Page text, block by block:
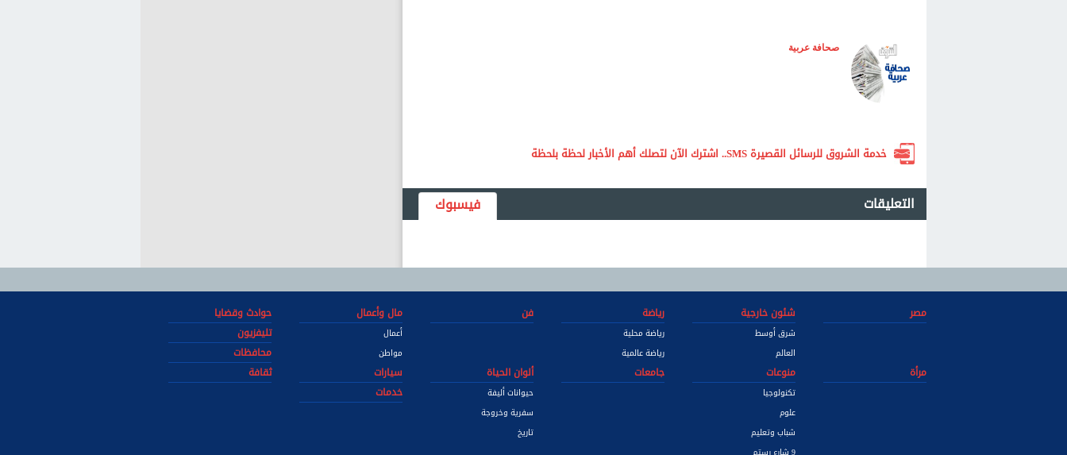
صحافة عربية
خدمة الشروق للرسائل القصيرة SMS.. اشترك الآن لتصلك أهم الأخبار لحظة بلحظة
التعليقات فيسبوك
مصر شئون خارجية
شرق أوسط
العالم
رياضة
رياضة محلية
رياضة عالمية
فن مال وأعمال
أعمال
مواطن
حوادث وقضايا
تليفزيون
محافظات
مرأة
منوعات
تكنولوجيا
علوم
شباب وتعليم
جامعات ألوان الحياة
حيوانات أليفة
سفرية وخروجة
تاريخ
سيارات
ثقافة
خدمات